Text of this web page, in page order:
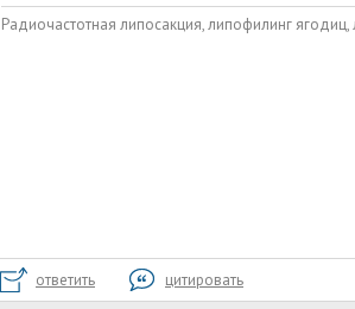
Радиочастотная липосакция, липофилинг
ответить цитировать